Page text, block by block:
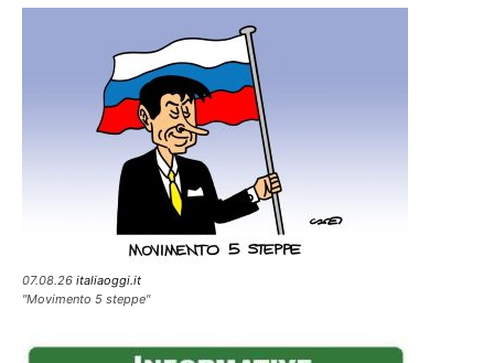
07.08.26 italiaoggi.it
"Movimento 5 steppe"